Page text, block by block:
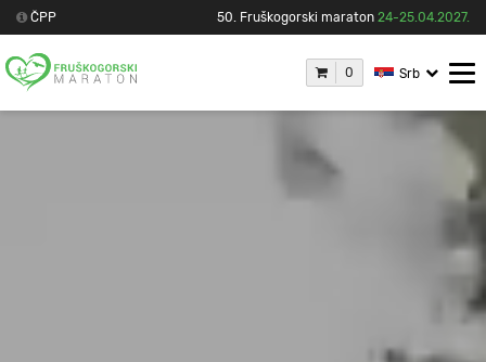
ČPP 50. Fruškogorski maraton 24-25.04.2027.
0 Srb